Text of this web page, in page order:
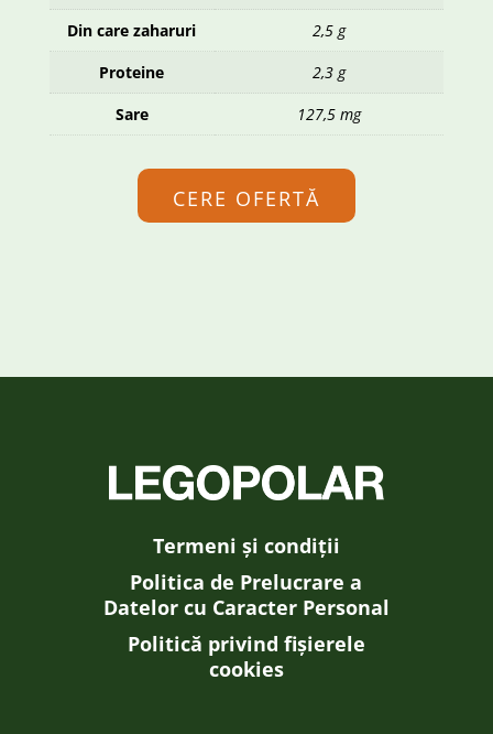
Din care zaharuri
2,5 g
Proteine
2,3 g
Sare
127,5 mg
CERE OFERTĂ
Termeni și condiții
Politica de Prelucrare a
Datelor cu Caracter Personal
Politică privind fișierele
cookies